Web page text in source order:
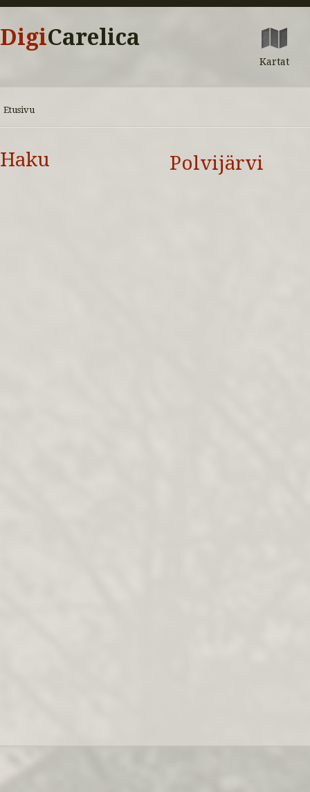
DigiCarelica
Kartat
Etusivu
Haku Polvijärvi